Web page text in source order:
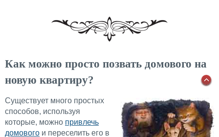
Как можно просто позвать домового на
новую квартиру?
Существует много простых
способов, используя
которые, можно привлечь
домового и переселить его в